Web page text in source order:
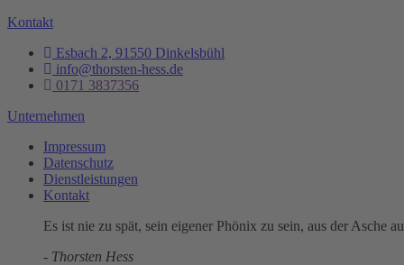
Kontakt
Esbach 2, 91550 Dinkelsbühl
info@thorsten-hess.de
0171 3837356
Unternehmen
Impressum
Datenschutz
Dienstleistungen
Kontakt
Es ist nie zu spät, sein eigener Phönix zu sein, aus der Asche
- Thorsten Hess